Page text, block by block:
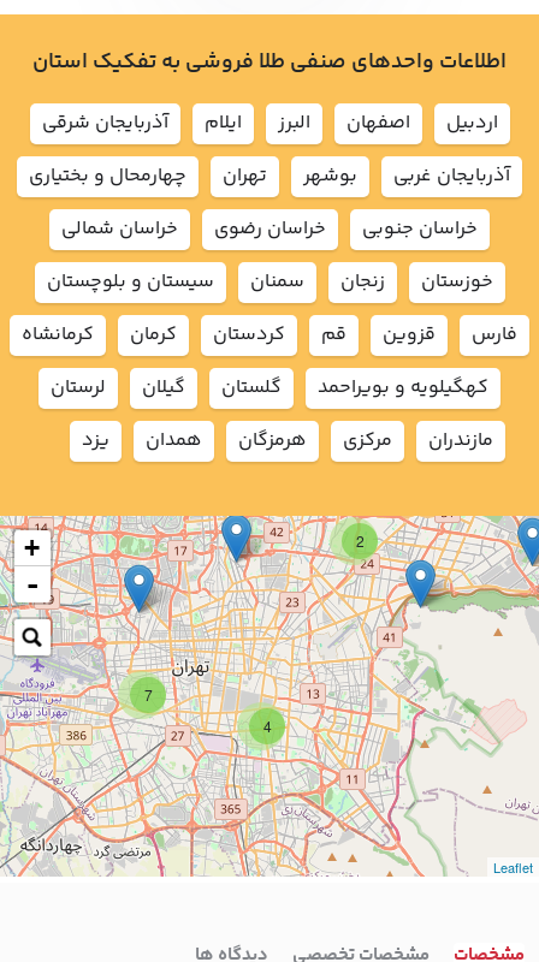
7
2
4
+
-
Leaflet
اطلاعات واحدهای صنفی طلا فروشی به تفکیک استان
اردبيل اصفهان البرز ايلام
آذربايجان شرقي
آذربايجان غربي
بوشهر تهران
چهارمحال و بختياري
خراسان جنوبي
خراسان رضوي
خراسان شمالي
خوزستان
زنجان سمنان
سيستان و بلوچستان
فارس
قزوين قم كردستان كرمان
كرمانشاه
كهگيلويه و بويراحمد
گلستان گيلان
لرستان
مازندران
مركزي هرمزگان همدان يزد
مشخصات مشخصات تخصصی دیدگاه ها